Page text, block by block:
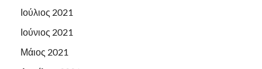
Ιούλιος 2021
Ιούνιος 2021
Μάιος 2021